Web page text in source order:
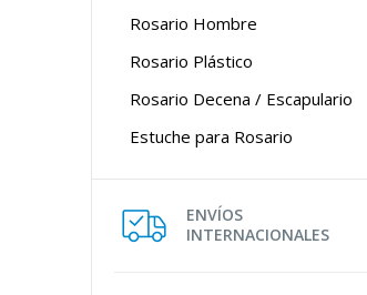
Rosario Hombre
Rosario Plástico
Rosario Decena / Escapulario
Estuche para Rosario
ENVÍOS
INTERNACIONALES